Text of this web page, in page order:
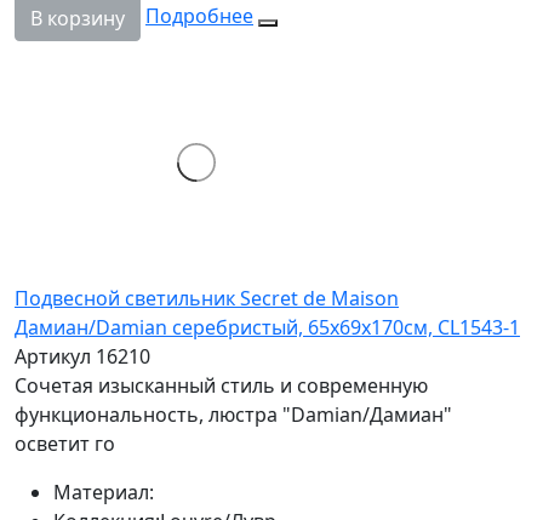
В корзину Подробнее
Подвесной светильник Secret de Maison
Дамиан/Damian серебристый, 65х69х170см, CL1543-1
Артикул 16210
Сочетая изысканный стиль и современную
функциональность, люстра "Damian/Дамиан"
осветит го
Материал: